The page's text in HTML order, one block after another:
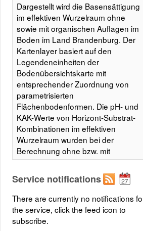
Dargestellt wird die Basensättigung
im effektiven Wurzelraum ohne
sowie mit organischen Auflagen im
Boden im Land Brandenburg. Der
Kartenlayer basiert auf den
Legendeneinheiten der
Bodenübersichtskarte mit
entsprechender Zuordnung von
parametrisierten
Flächenbodenformen. Die pH- und
KAK-Werte von Horizont-Substrat-
Kombinationen im effektiven
Wurzelraum wurden bei der
Berechnung ohne bzw. mit
Auflagehorizonten berücksichtigt.
Bei unterschiedlichen Ergebnissen
für die Bodenformen einer
Legendeneinheit wurden die
flächenhaft dominierenden und die
subdominierenden klassifizierten
Service notifications
There are currently no notifications
the service, click the feed icon to
subscribe.